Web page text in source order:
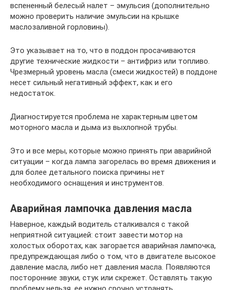
вспененный белесый налет – эмульсия (дополнительно
можно проверить наличие эмульсии на крышке
маслозаливной горловины).
Это указывает на то, что в поддон просачиваются
другие технические жидкости – антифриз или топливо.
Чрезмерный уровень масла (смеси жидкостей) в поддоне
несет сильный негативный эффект, как и его
недостаток.
Диагностируется проблема не характерным цветом
моторного масла и дыма из выхлопной трубы.
Это и все меры, которые можно принять при аварийной
ситуации – когда лампа загорелась во время движения и
для более детального поиска причины нет
необходимого оснащения и инструментов.
Аварийная лампочка давления масла
Наверное, каждый водитель сталкивался с такой
неприятной ситуацией: стоит завести мотор на
холостых оборотах, как загорается аварийная лампочка,
предупреждающая либо о том, что в двигателе высокое
давление масла, либо нет давления масла. Появляются
посторонние звуки, стук или скрежет. Оставлять такую